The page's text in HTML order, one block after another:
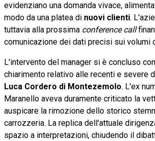
evidenziano una domanda vivace,
modo da una platea di nuovi clienti.
tuttavia alla prossima conference call
comunicazione dei dati precisi sui volumi
L'intervento del manager si è concluso
chiarimento relativo alle recenti e severe
Luca Cordero di Montezemolo. L'ex
Maranello aveva duramente criticato la
auspicare la rimozione dello storico
carrozzeria. La replica dell'attuale
spazio a interpretazioni, chiudendo il